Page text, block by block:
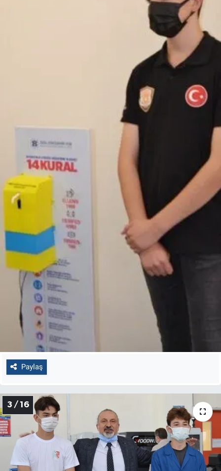
Paylaş
3 / 16